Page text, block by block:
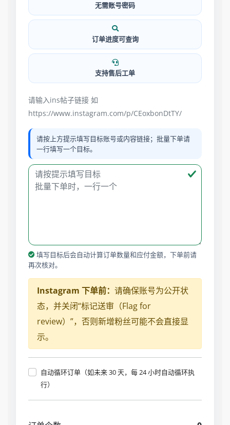
无需账号密码
订单进度可查询
支持售后工单
请输入ins帖子链接 如
https://www.instagram.com/p/CEoxbonDtTY/
请按上方提示填写目标账号或内容链接；批量下单请
一行填写一个目标。
填写目标后会自动计算订单数量和应付金额，下单前请
再次核对。
Instagram 下单前： 请确保账号为公开状
态，并关闭“标记送审（Flag for
review）”，否则新增粉丝可能不会直接显
示。
自动循环订单（如未来 30 天，每 24 小时自动循环执
行）